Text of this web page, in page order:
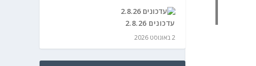
עדכונים 2.8.26
2 באוגוסט 2026